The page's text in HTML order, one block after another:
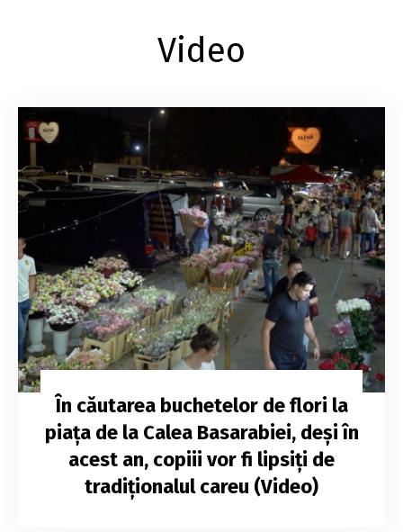
Video
În căutarea buchetelor de flori la
piața de la Calea Basarabiei, deși în
acest an, copiii vor fi lipsiți de
tradiționalul careu (Video)